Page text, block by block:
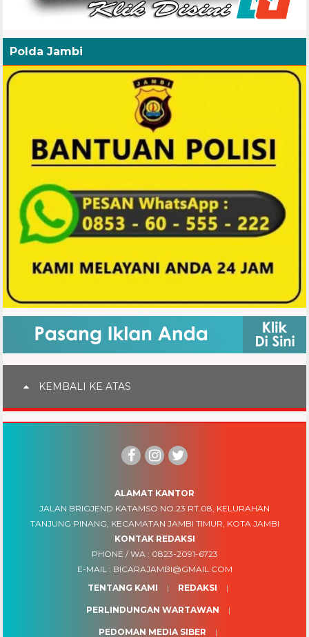
Polda Jambi
KEMBALI KE ATAS
ALAMAT KANTOR
JALAN BRIGJEND KATAMSO NO.23 RT.08, KELURAHAN
TANJUNG PINANG, KECAMATAN JAMBI TIMUR, KOTA JAMBI
KONTAK REDAKSI
PHONE / WA : 0823-2091-6723
E-MAIL : BICARAJAMBI@GMAIL.COM
TENTANG KAMI
REDAKSI
PERLINDUNGAN WARTAWAN
PEDOMAN MEDIA SIBER